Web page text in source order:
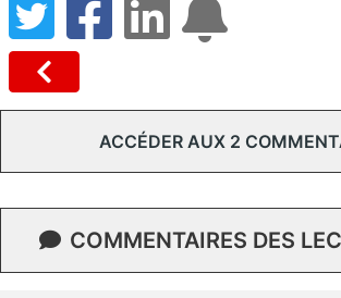
ACCÉDER AUX 2
COMMENTAIRES DES